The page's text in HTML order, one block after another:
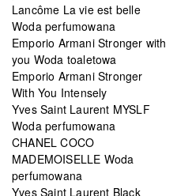
Lancôme La vie est belle
Woda perfumowana
Emporio Armani Stronger with
you Woda toaletowa
Emporio Armani Stronger
With You Intensely
Yves Saint Laurent MYSLF
Woda perfumowana
CHANEL COCO
MADEMOISELLE Woda
perfumowana
Yves Saint Laurent Black